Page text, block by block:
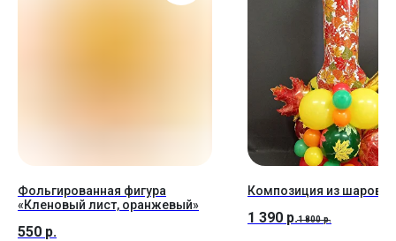
Фольгированная фигура
«Кленовый лист, оранжевый»
550 р.
Композиция из шаров
1 390 р.1 800 р.